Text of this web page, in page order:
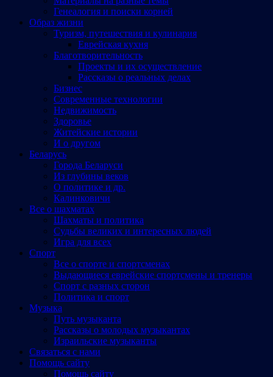
Генеалогия и поиски корней
Образ жизни
Туризм, путешествия и кулинария
Еврейская кухня
Благотворительность
Проекты и их осуществление
Рассказы о реальных делах
Бизнес
Современные технологии
Недвижимость
Здоровье
Житейские истории
И о другом
Беларусь
Города Беларуси
Из глубины веков
О политике и др.
Калинковичи
Все о шахматах
Шахматы и политика
Судьбы великих и интересных людей
Игра для всех
Спорт
Все о спорте и спортсменах
Выдающиеся еврейские спортсмены и тренеры
Спорт с разных сторон
Политика и спорт
Музыка
Путь музыканта
Рассказы о молодых музыкантах
Израильские музыканты
Cвязаться с нами
Помощь сайту
Помощь сайту